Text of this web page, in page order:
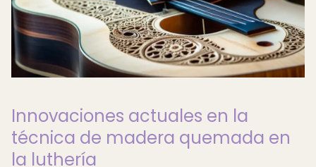
Innovaciones actuales en la
técnica de madera quemada en
la luthería